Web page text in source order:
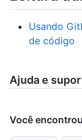
Usando
de código
Ajuda e
Você